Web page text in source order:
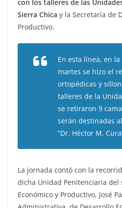
con los talleres de las
Sierra Chica y la Secretaría de
Productivo.
En esta línea, en
martes se hizo el
ortopédicas y
talleres de la
se retiraron 9
serán destinadas
“Dr. Héctor M.
La jornada contó con la
dicha Unidad Penitenciaria del
Económico y Productivo, José